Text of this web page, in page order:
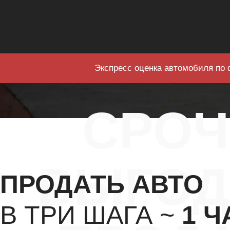
Экспресс оценка автомобиля
ПРОДАТЬ АВТО
В ТРИ ШАГА ~ 1